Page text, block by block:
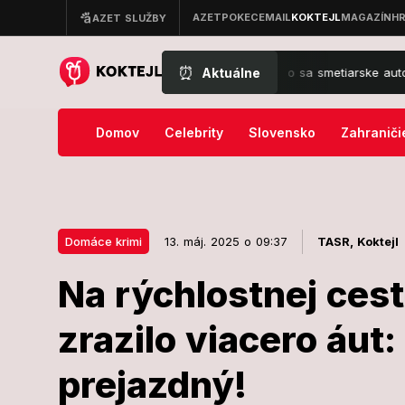
⏰ Aktuálne
nehoda v Bratislave: Prevrátilo sa smetiarske auto, hlásia
Domov Celebrity Slovensko
Domáce krimi 13. máj. 2025 o 09:37 TASR, Koktejl
Na rýchlostnej
zrazilo viacero
prejazdný!
Domáce krimi
Na